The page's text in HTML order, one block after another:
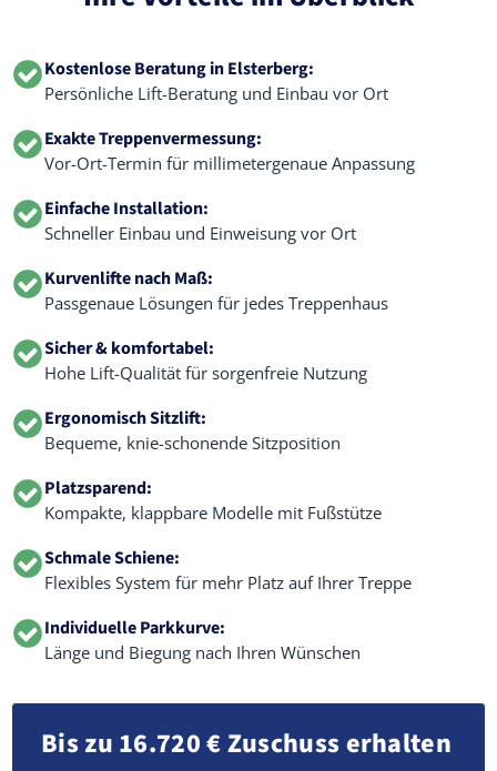
Kostenlose Beratung in Elsterberg:
Persönliche Lift-Beratung und Einbau vor Ort
Exakte Treppenvermessung:
Vor-Ort-Termin für millimetergenaue Anpassung
Einfache Installation:
Schneller Einbau und Einweisung vor Ort
Kurvenlifte nach Maß:
Passgenaue Lösungen für jedes Treppenhaus
Sicher & komfortabel:
Hohe Lift-Qualität für sorgenfreie Nutzung
Ergonomisch Sitzlift:
Bequeme, knie-schonende Sitzposition
Platzsparend:
Kompakte, klappbare Modelle mit Fußstütze
Schmale Schiene:
Flexibles System für mehr Platz auf Ihrer Treppe
Individuelle Parkkurve:
Länge und Biegung nach Ihren Wünschen
Bis zu 16.720 € Zuschuss erhalten